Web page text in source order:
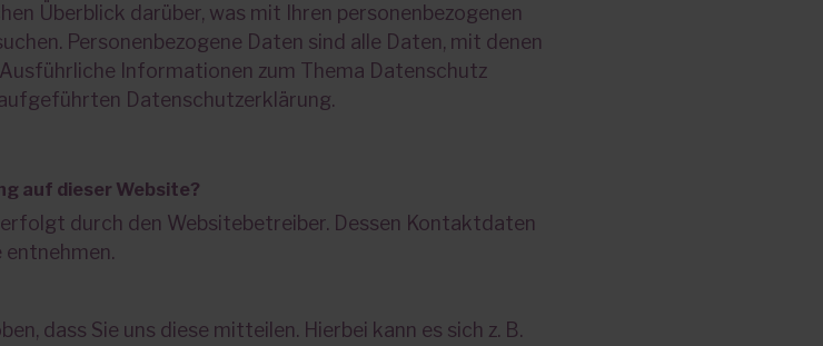
Überblick darüber, was mit Ihren personenbezogenen
Personenbezogene Daten sind alle Daten, mit denen
Informationen zum Thema Datenschutz
Datenschutzerklärung.
auf dieser Website?
durch den Websitebetreiber. Dessen Kontaktdaten
entnehmen.
dass Sie uns diese mitteilen. Hierbei kann es sich z. B.